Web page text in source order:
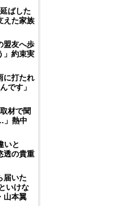
ばした
た家族
友へ歩
」約束実
に打たれ
です」
材で聞
」熱中
いと
透の貴重
届いた
いけな
山本翼